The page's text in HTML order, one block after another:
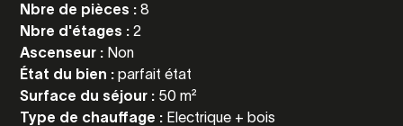
Nbre de pièces :8
Nbre d'étages :2
Ascenseur : Non
État du bien :parfait état
Surface du séjour : 50 m²
Type de chauffage : Electrique + bois